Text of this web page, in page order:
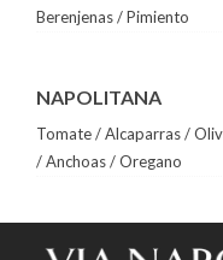
Berenjenas / Pimiento
NAPOLITANA
Tomate / Alcaparras /
/ Anchoas / Oregano